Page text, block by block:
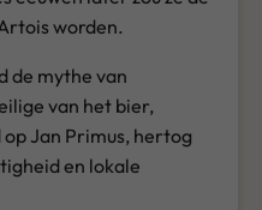
worden.
de mythe van
van het bier,
Jan Primus, hertog
en lokale